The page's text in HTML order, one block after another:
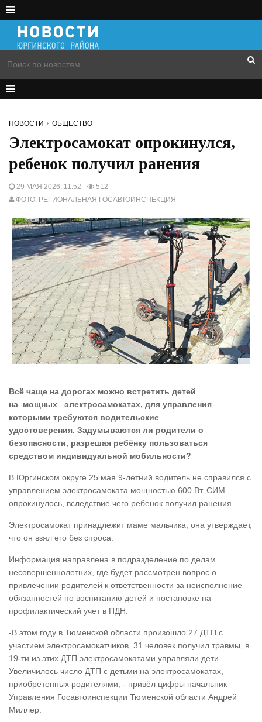
НОВОСТИ ОБЩЕСТВО
Электросамокат опрокинулся,
ребенок получил ранения
29 МАЯ 2026, 11:52
512
ФОТО: РЕГИОНАЛЬНАЯ ГОСАВТОИНСПЕКЦИЯ
Всё чаще на дорогах можно встретить детей
на мощных электросамокатах, для управления
которыми требуются водительские
удостоверения. Задумываются ли родители о
безопасности, разрешая ребёнку пользоваться
средством индивидуальной мобильности?
В Юргинском округе 25 мая 9-летний водитель не справился с
управлением электросамоката мощностью 600 Вт. СИМ
опрокинулось, вследствие чего ребенок получил ранения.
Электросамокат принадлежит маме мальчика, она утверждает,
что он взял его без спроса.
Информация направлена в подразделение по делам
несовершеннолетних, где будет рассмотрен вопрос о
привлечении родителей к ответственности за неисполнение
обязанностей по воспитанию детей и постановке на
профилактический учет в ПДН.
-В этом году в Тюменской области произошло 27 ДТП с
участием электросамокатчиков, 31 человек получил травмы, в
19-ти из этих ДТП электросамокатами управляли дети.
Увеличилось число ДТП с детьми на электросамокатах,
приобретенных родителями, - привёл цифры начальник
Управления Госавтоинспекции Тюменской области Андрей
Миллер.